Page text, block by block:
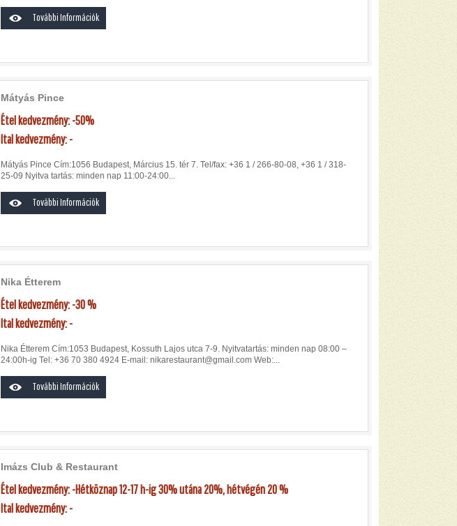
További Információk
Mátyás Pince
Étel kedvezmény: -50%
Ital kedvezmény: -
Mátyás Pince Cím:1056 Budapest, Március 15. tér 7. Tel/fax: +36 1 / 266-80-08, +36 1 / 318-
25-09 Nyitva tartás: minden nap 11:00-24:00...
További Információk
Nika Étterem
Étel kedvezmény: -30 %
Ital kedvezmény: -
Nika Étterem Cím:1053 Budapest, Kossuth Lajos utca 7-9. Nyitvatartás: minden nap 08:00 –
24:00h-ig Tel: +36 70 380 4924 E-mail: nikarestaurant@gmail.com Web:...
További Információk
Imázs Club & Restaurant
Étel kedvezmény: -Hétköznap 12-17 h-ig 30% utána 20%, hétvégén 20 %
Ital kedvezmény: -